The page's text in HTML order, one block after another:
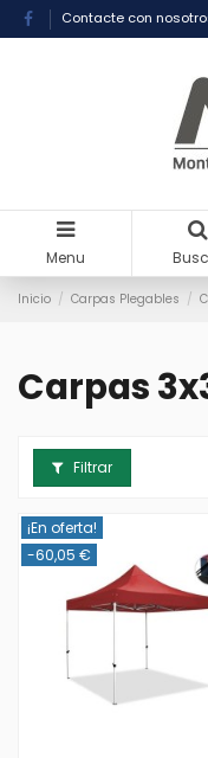
Contacte con
Menu
Inicio Carpas Plegables
Carpas
Filtrar
¡En oferta!
-60,05 €